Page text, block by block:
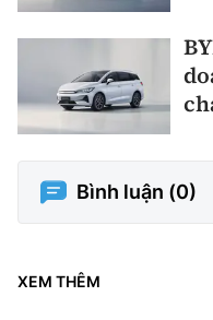
Bình luận (0)
XEM THÊM